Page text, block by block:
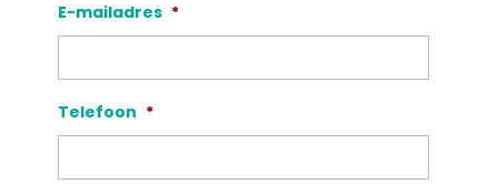
E-mailadres *
Telefoon *